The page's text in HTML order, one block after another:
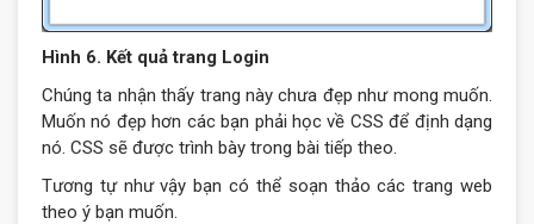
Hình 6. Kết quả trang Login
Chúng ta nhận thấy trang này chưa đẹp như mong muốn.
Muốn nó đẹp hơn các bạn phải học về CSS để định dạng
nó. CSS sẽ được trình bày trong bài tiếp theo.
Tương tự như vậy bạn có thể soạn thảo các trang web
theo ý bạn muốn.